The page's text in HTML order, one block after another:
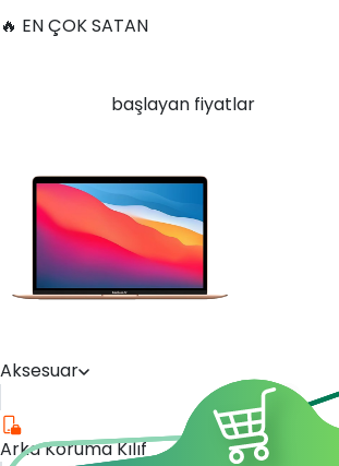
🔥 EN ÇOK SATAN
başlayan fiyatlar
Aksesuar
Arka Koruma Kılıf